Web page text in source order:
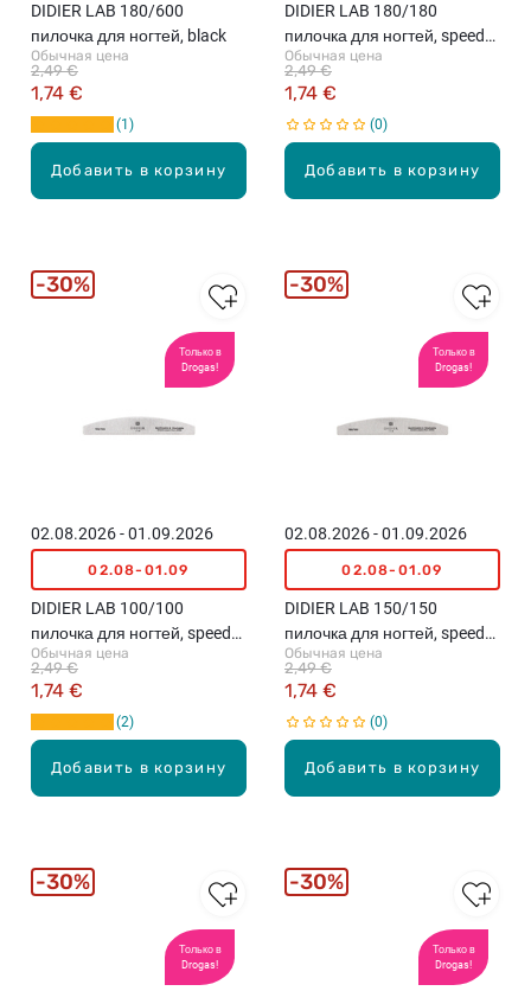
Добавить в корзину
DIDIER LAB 180/600
пилочка для ногтей, black
Обычная цена
1,74 €
2,49 €
1
Добавить в корзину
DIDIER LAB 180/180
пилочка для ногтей, speedy
zebra
Обычная цена
1,74 €
2,49 €
0
Только в
Drogas!
Добавить в корзину
02.08.2026 - 01.09.2026
02.08-01.09
DIDIER LAB 100/100
пилочка для ногтей, speedy
zebra
Обычная цена
1,74 €
2,49 €
2
30%
Только в
Drogas!
Добавить в корзину
02.08.2026 - 01.09.2026
02.08-01.09
DIDIER LAB 150/150
пилочка для ногтей, speedy
zebra
Обычная цена
1,74 €
2,49 €
0
30%
Только в
Drogas!
30%
Только в
Drogas!
30%